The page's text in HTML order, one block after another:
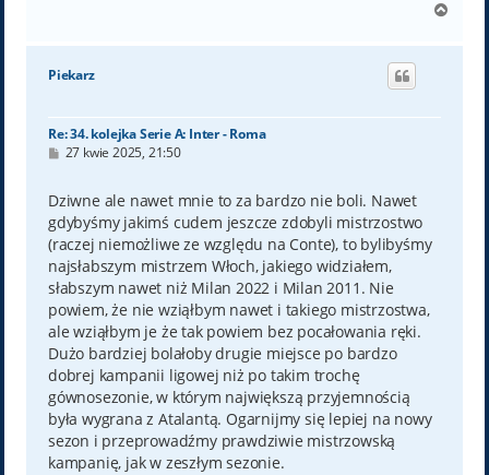
g
Piekarz
Re: 34. kolejka Serie A: Inter - Roma
P
t
27 kwie 2025, 21:50
Dziwne ale nawet mnie to za bardzo nie boli. Nawet
gdybyśmy jakimś cudem jeszcze zdobyli mistrzostwo
(raczej niemożliwe ze względu na Conte), to bylibyśmy
najsłabszym mistrzem Włoch, jakiego widziałem,
słabszym nawet niż Milan 2022 i Milan 2011. Nie
powiem, że nie wziąłbym nawet i takiego mistrzostwa,
ale wziąłbym je że tak powiem bez pocałowania ręki.
Dużo bardziej bolałoby drugie miejsce po bardzo
dobrej kampanii ligowej niż po takim trochę
gównosezonie, w którym największą przyjemnością
była wygrana z Atalantą. Ogarnijmy się lepiej na nowy
sezon i przeprowadźmy prawdziwie mistrzowską
kampanię, jak w zeszłym sezonie.